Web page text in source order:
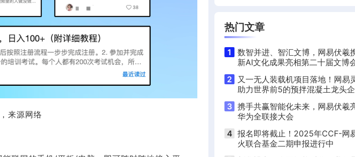
来源网络
热门文章
1
数智并进、智汇文博，网易伏羲
新AI文化成果亮相第二十届文博
2
又一无人装载机项目落地！网易
助力世界前5的预拌混凝土龙头
3 携手共赢智能化未来，网易伏羲
华为全联接大会
4 报名即将截止！2025年CCF-网
火联合基金二期申报进行中